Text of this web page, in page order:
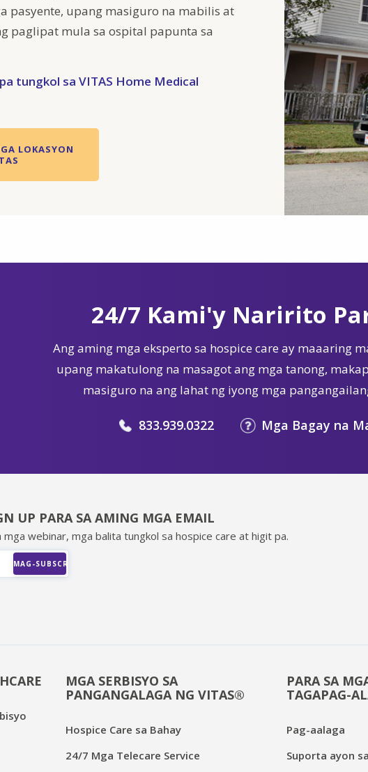
pasyente, upang masiguro na mabilis at
paglipat mula sa ospital papunta sa
tungkol sa VITAS Home Medical
LOKASYON
24/7 Kami'y Naririto
Ang aming mga eksperto sa hospice care ay maaaring
upang makatulong na masagot ang mga tanong,
masiguro na ang lahat ng iyong mga
833.939.0322 Mga Bagay na
UP PARA SA AMING MGA EMAIL
mga webinar, mga balita tungkol sa hospice care at higit pa.
MGA SERBISYO SA
PANGANGALAGA NG VITAS®
Hospice Care sa Bahay
24/7 Mga Telecare Service
PARA SA
TAGAPAG-
Pag-aalaga
Suporta ayon